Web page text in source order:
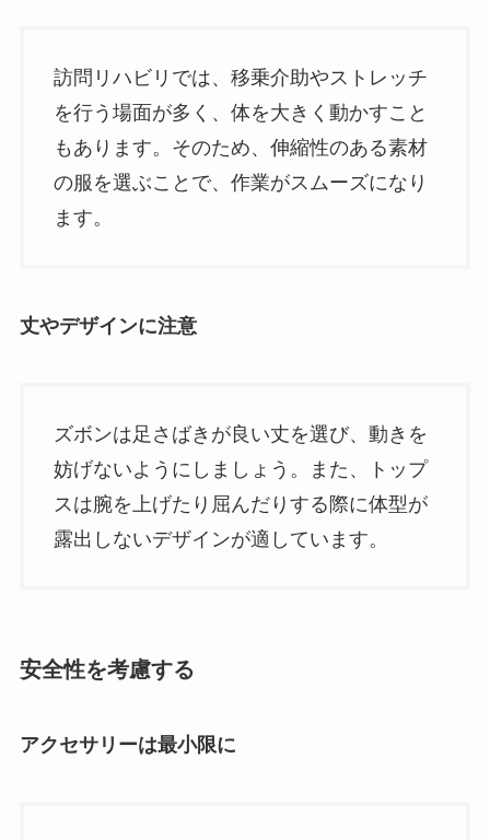
訪問リハビリでは、移乗介助やストレッチ
を行う場面が多く、体を大きく動かすこと
もあります。そのため、伸縮性のある素材
の服を選ぶことで、作業がスムーズになり
ます。
丈やデザインに注意
ズボンは足さばきが良い丈を選び、動きを
妨げないようにしましょう。また、トップ
スは腕を上げたり屈んだりする際に体型が
露出しないデザインが適しています。
安全性を考慮する
アクセサリーは最小限に